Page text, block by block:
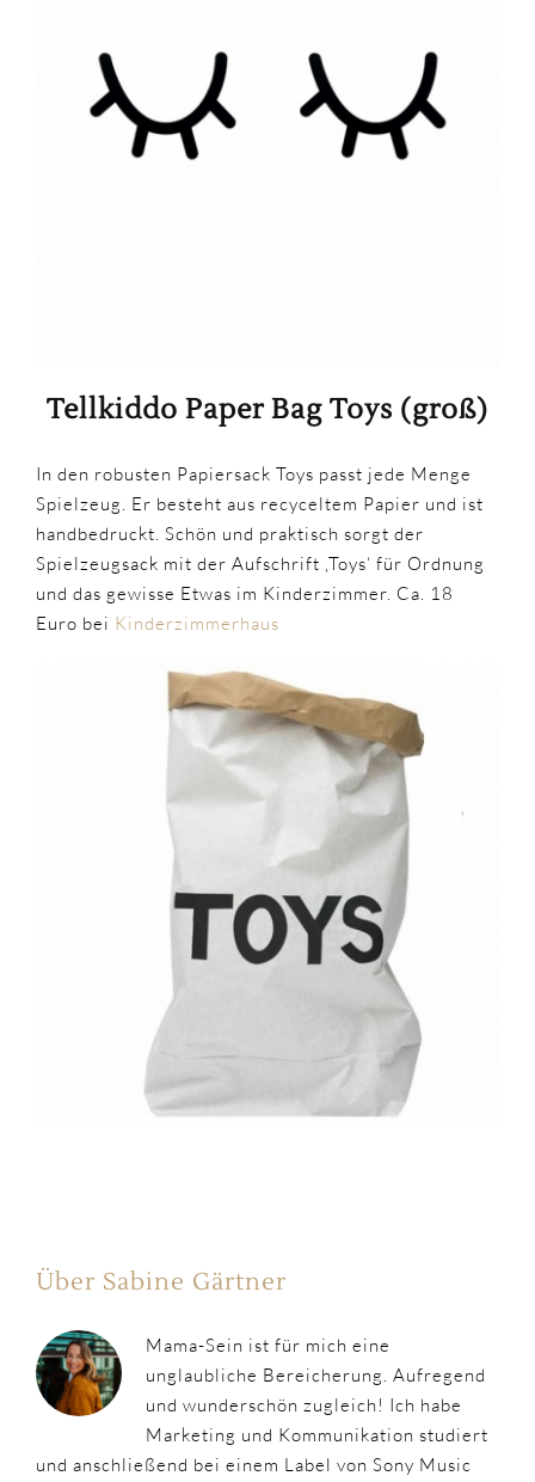
Tellkiddo Paper Bag Toys (groß)
In den robusten Papiersack Toys passt jede Menge
Spielzeug. Er besteht aus recyceltem Papier und ist
handbedruckt. Schön und praktisch sorgt der
Spielzeugsack mit der Aufschrift ‚Toys‘ für Ordnung
und das gewisse Etwas im Kinderzimmer. Ca. 18
Euro bei Kinderzimmerhaus
Über Sabine Gärtner
Mama-Sein ist für mich eine
unglaubliche Bereicherung. Aufregend
und wunderschön zugleich! Ich habe
Marketing und Kommunikation studiert
und anschließend bei einem Label von Sony Music